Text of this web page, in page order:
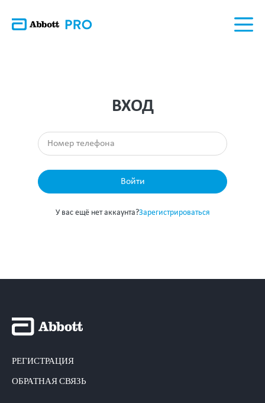
ВХОД
Войти
У вас ещё нет аккаунта?Зарегистрироваться
РЕГИСТРАЦИЯ
ОБРАТНАЯ СВЯЗЬ